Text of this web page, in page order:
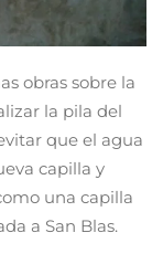
obras sobre la
la pila del
que el agua
capilla y
una capilla
a San Blas.